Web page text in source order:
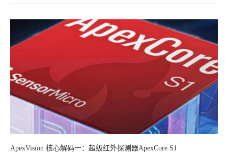
ApexVision 核心解码一：超级红外探测器ApexCore S1